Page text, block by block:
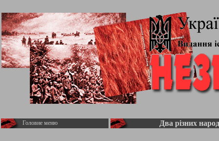
Головне меню Два різних